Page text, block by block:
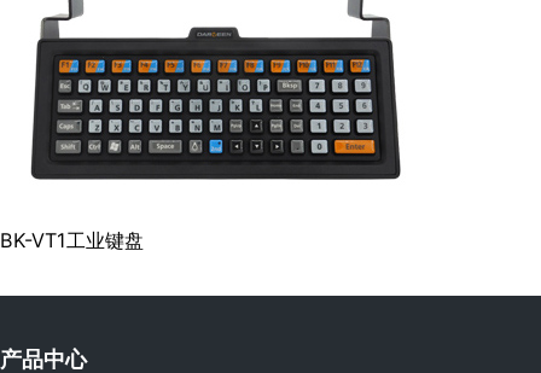
BK-VT1工业键盘
产品中心